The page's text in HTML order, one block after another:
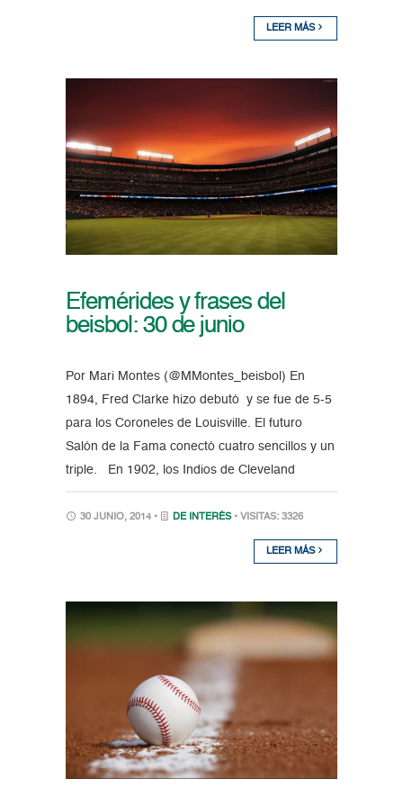
LEER MÁS
Efemérides y frases del
beisbol: 30 de junio
Por Mari Montes (@MMontes_beisbol) En
1894, Fred Clarke hizo debutó y se fue de 5-5
para los Coroneles de Louisville. El futuro
Salón de la Fama conectó cuatro sencillos y un
triple. En 1902, los Indios de Cleveland
30 JUNIO, 2014 • DE INTERÉS • VISITAS: 3326
LEER MÁS